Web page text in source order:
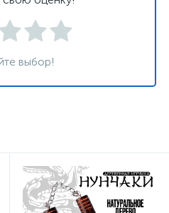
выбор!